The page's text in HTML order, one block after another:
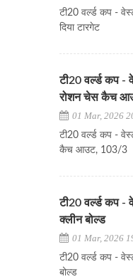
टी20 वर्ल्ड कप -
दिया टारगेट
टी20 वर्ल्ड कप -
रोशन चेस कैच
01 Mar, 2026
टी20 वर्ल्ड कप -
कैच आउट, 103/3
टी20 वर्ल्ड कप -
क्लीन बोल्ड
01 Mar, 2026
टी20 वर्ल्ड कप -
बोल्ड